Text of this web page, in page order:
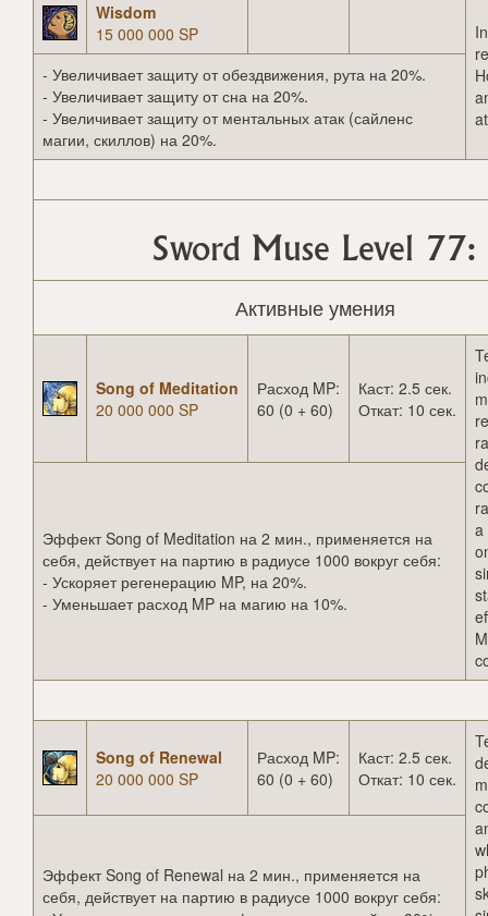
Wisdom
15 000 000 SP
- Увеличивает защиту от обездвижения, рута на 20%.
- Увеличивает защиту от сна на 20%.
- Увеличивает защиту от ментальных атак (сайленс
магии, скиллов) на 20%.
Sword Muse Level 77:
Активные умения
Song of Meditation
20 000 000 SP
Расход MP:
60 (0 + 60)
Каст: 2.5 сек.
Откат: 10 сек.
a
Эффект Song of Meditation на 2 мин., применяется на
себя, действует на партию в радиусе 1000 вокруг себя:
- Ускоряет регенерацию MP, на 20%.
- Уменьшает расход MP на магию на 10%.
Song of Renewal
20 000 000 SP
Расход MP:
60 (0 + 60)
Каст: 2.5 сек.
Откат: 10 сек.
Эффект Song of Renewal на 2 мин., применяется на
себя, действует на партию в радиусе 1000 вокруг себя: